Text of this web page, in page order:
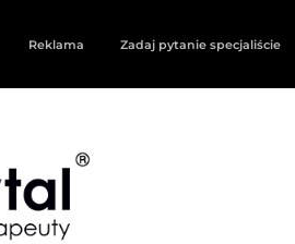
Reklama Zadaj pytanie specjaliście